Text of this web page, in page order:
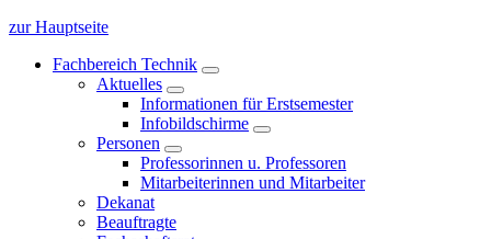
zur Hauptseite
Fachbereich Technik
Aktuelles
Informationen für Erstsemester
Infobildschirme
Personen
Professorinnen u. Professoren
Mitarbeiterinnen und Mitarbeiter
Dekanat
Beauftragte